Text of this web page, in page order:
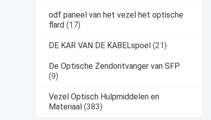
odf paneel van het vezel het optische
flard (17)
DE KAR VAN DE KABELspoel (21)
De Optische Zendontvanger van SFP
(9)
Vezel Optisch Hulpmiddelen en
Materiaal (383)